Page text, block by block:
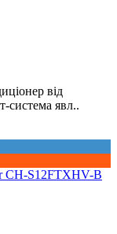
від
система явл..